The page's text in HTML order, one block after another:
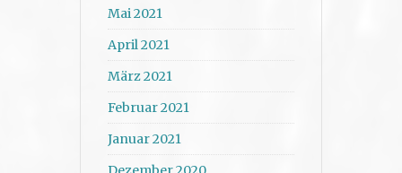
Mai 2021
April 2021
März 2021
Februar 2021
Januar 2021